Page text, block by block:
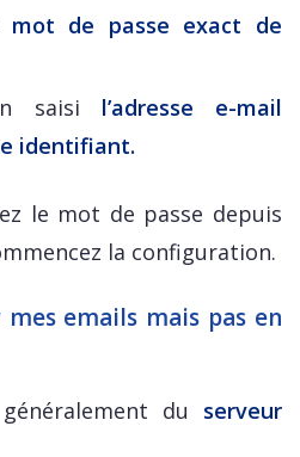
mot de passe exact de
saisi l’adresse e-mail
identifiant.
le mot de passe depuis
la configuration.
mes emails mais pas en
du serveur